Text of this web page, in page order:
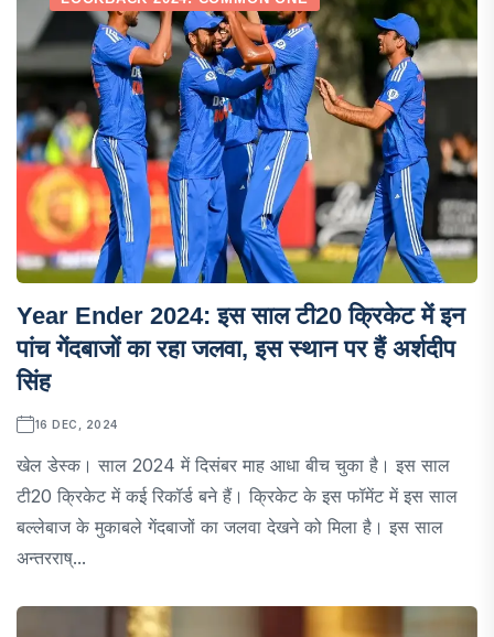
Year Ender 2024: इस साल टी20 क्रिकेट में इन
पांच गेंदबाजों का रहा जलवा, इस स्थान पर हैं अर्शदीप
सिंह
16 DEC, 2024
खेल डेस्क। साल 2024 में दिसंबर माह आधा बीच चुका है। इस साल
टी20 क्रिकेट में कई रिकॉर्ड बने हैं। क्रिकेट के इस फॉमेंट में इस साल
बल्लेबाज के मुकाबले गेंदबाजों का जलवा देखने को मिला है। इस साल
अन्तरराष्...